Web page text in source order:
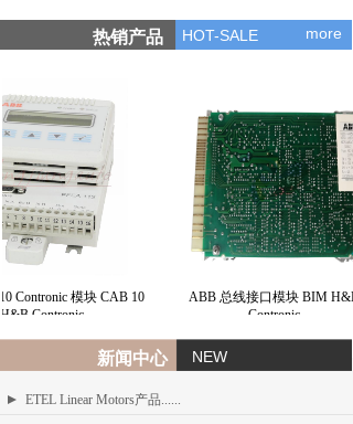
more
热销产品 HOT-SALE
Contronic 模块 CAB 10
Contronic
ABB 总线接口模块 BIM H&B
Contronic
新闻中心 NEW
ETEL Linear Motors产品......